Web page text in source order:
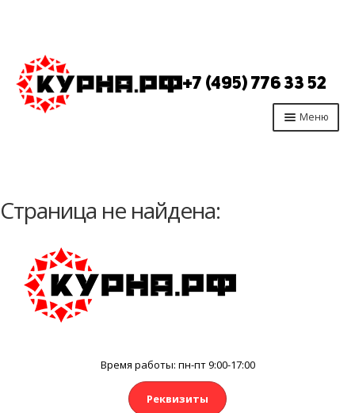
Перейти
к
навигации
Перейти
к
содержимому
+7 (495) 776 33 52
Меню
Производство
Отзывы
Контакты
Страница не найдена:
Время работы: пн-пт 9:00-17:00
Реквизиты